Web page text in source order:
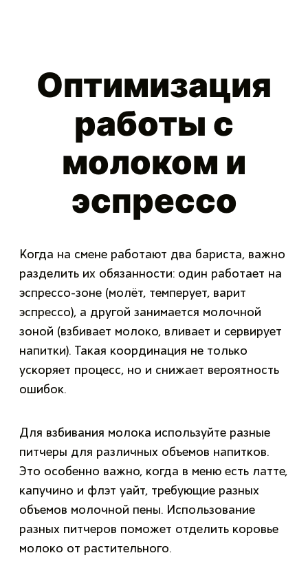
Оптимизация
работы с
молоком и
эспрессо
Когда на смене работают два бариста, важно
разделить их обязанности: один работает на
эспрессо-зоне (молёт, темперует, варит
эспрессо), а другой занимается молочной
зоной (взбивает молоко, вливает и сервирует
напитки). Такая координация не только
ускоряет процесс, но и снижает вероятность
ошибок.
Для взбивания молока используйте разные
питчеры для различных объемов напитков.
Это особенно важно, когда в меню есть латте,
капучино и флэт уайт, требующие разных
объемов молочной пены. Использование
разных питчеров поможет отделить коровье
молоко от растительного.